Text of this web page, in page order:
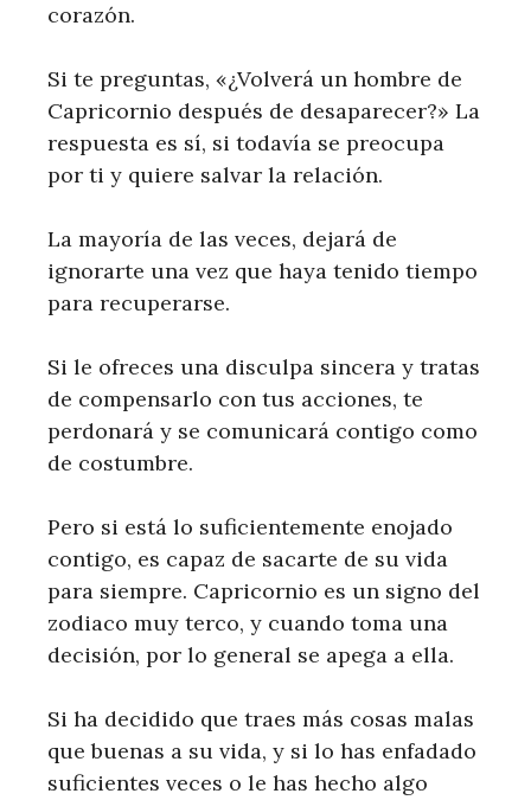
corazón.
Si te preguntas, «¿Volverá un hombre de
Capricornio después de desaparecer?» La
respuesta es sí, si todavía se preocupa
por ti y quiere salvar la relación.
La mayoría de las veces, dejará de
ignorarte una vez que haya tenido tiempo
para recuperarse.
Si le ofreces una disculpa sincera y tratas
de compensarlo con tus acciones, te
perdonará y se comunicará contigo como
de costumbre.
Pero si está lo suficientemente enojado
contigo, es capaz de sacarte de su vida
para siempre. Capricornio es un signo del
zodiaco muy terco, y cuando toma una
decisión, por lo general se apega a ella.
Si ha decidido que traes más cosas malas
que buenas a su vida, y si lo has enfadado
suficientes veces o le has hecho algo